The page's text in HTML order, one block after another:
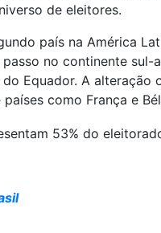
de eleitores.
país na América
no continente sul-
Equador. A alteração
como França e